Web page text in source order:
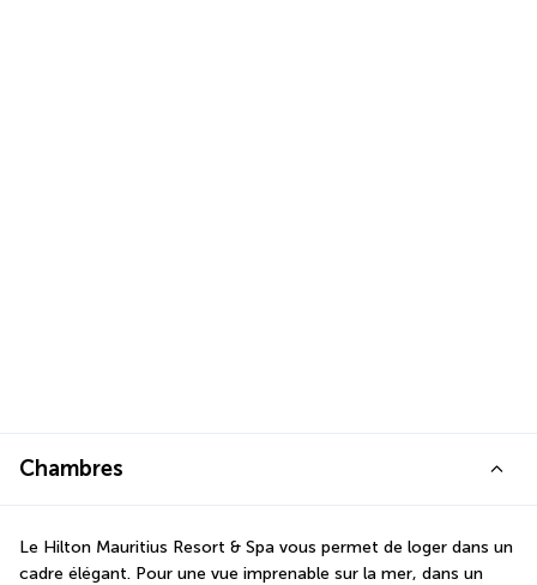
Chambres
Le Hilton Mauritius Resort & Spa vous permet de loger dans un
cadre élégant. Pour une vue imprenable sur la mer, dans un